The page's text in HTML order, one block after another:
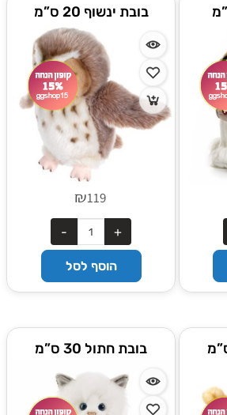
בובת ינשוף 20 ס”מ
₪119
הוסף לסל
בובת חתול 30 ס”מ